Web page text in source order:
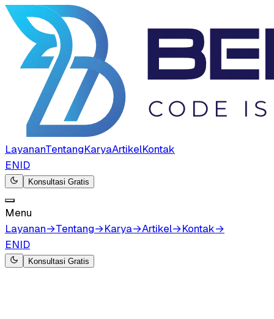
LayananTentangKaryaArtikelKontak
ENID
Konsultasi Gratis
Menu
Layanan→Tentang→Karya→Artikel→Kontak→
ENID
Konsultasi Gratis